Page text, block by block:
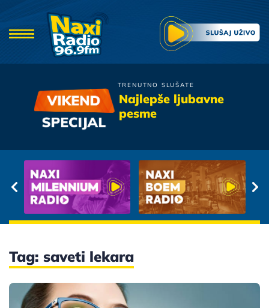
TRENUTNO SLUŠATE
Najlepše ljubavne
pesme
Valentino
Samo Sklopi Okice
Tag: saveti lekara